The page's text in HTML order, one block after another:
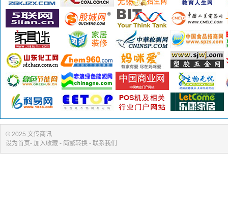
© 2025 文传商讯
设为首页- 加入收藏 - 简繁转换 - 联系我们